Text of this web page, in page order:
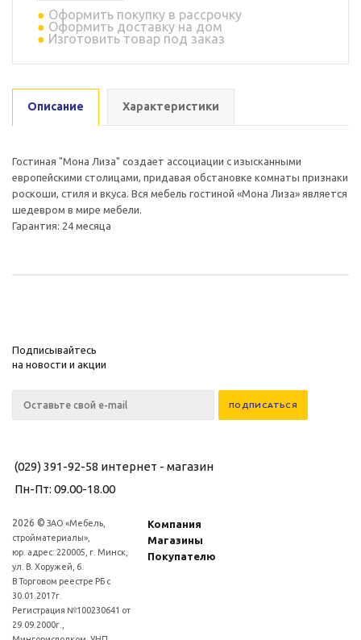
Оформить покупку в рассрочку
Оформить доставку на дом
Изготовить товар под заказ
Описание Характеристики
Гостиная "Мона Лиза" создает ассоциации с изысканными
европейскими столицами, придавая обстановке комнаты признаки
роскоши, стиля и вкуса. Вся мебель гостиной «Мона Лиза» является
шедевром в мире мебели.
Гарантия: 24 месяца
Подписывайтесь
на новости и акции
(029) 391-92-58 интернет - магазин
Пн-Пт: 09.00-18.00
2026 © ЗАО «Мебель,
стройматериалы»,
юр. адрес: 220005, г. Минск,
ул. В. Хоружей, 6.
В Торговом реестре РБ с
30.01.2017г.
Регистрация №100230641 от
29.09.2000г.,
Компания
Магазины
Покупателю